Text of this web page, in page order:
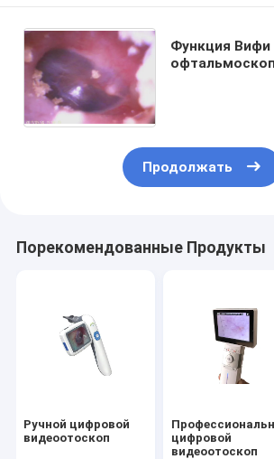
Функция Вифи
Продолжать
Порекомендованные Продукты
Ручной цифровой
видеоотоскоп
цифровой
видеоотоскоп